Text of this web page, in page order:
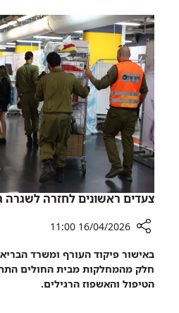
אלמוגים
החדשני
שמתקן
ברכיים
באמצעות..
אלמוגים
צעדים ראשונים לחזרה
שיתוף
צעדים
ראשונים
16/04/2026 11:00
באישור פיקוד העורף ומשרד
חלק מהמחלקות מבית החולים
הטיפול והאשפוז הרגילים.